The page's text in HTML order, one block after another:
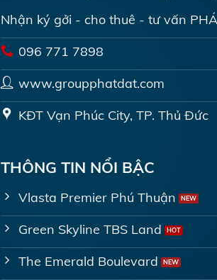
Nhận ký gởi - cho thuê - tư vấn
096 771 7898
www.groupphatdat.com
KĐT Vạn Phúc City, TP. Thủ Đức
THÔNG TIN NỔI BẬC
Vlasta Premier Phú Thuận
Green Skyline TBS Land
The Emerald Boulevard